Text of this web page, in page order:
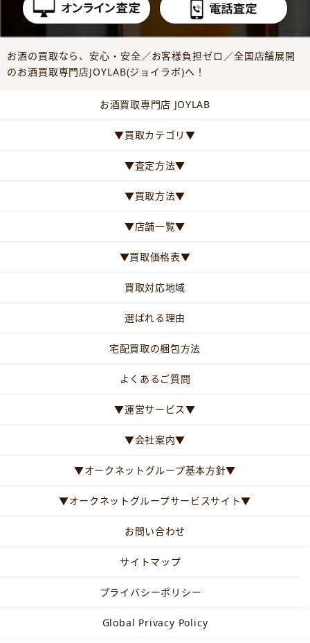
お酒の買取なら、安心・安全／お客様負担ゼロ／全国店舗展開
のお酒買取専門店JOYLAB(ジョイラボ)へ！
お酒買取専門店 JOYLAB
▼買取カテゴリ▼
▼査定方法▼
▼買取方法▼
▼店舗一覧▼
▼買取価格表▼
買取対応地域
選ばれる理由
宅配買取の梱包方法
よくあるご質問
▼運営サービス▼
▼会社案内▼
▼オークネットグループ基本方針▼
▼オークネットグループサービスサイト▼
お問い合わせ
サイトマップ
プライバシーポリシー
Global Privacy Policy